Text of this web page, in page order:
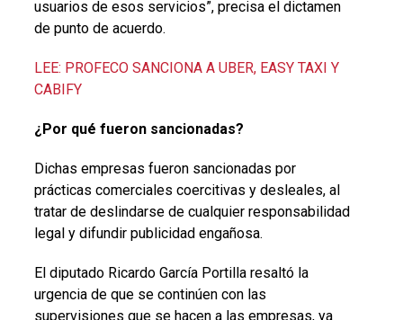
usuarios de esos servicios”, precisa el dictamen
de punto de acuerdo.
LEE: PROFECO SANCIONA A UBER, EASY TAXI Y
CABIFY
¿Por qué fueron sancionadas?
Dichas empresas fueron sancionadas por
prácticas comerciales coercitivas y desleales, al
tratar de deslindarse de cualquier responsabilidad
legal y difundir publicidad engañosa.
El diputado Ricardo García Portilla resaltó la
urgencia de que se continúen con las
supervisiones que se hacen a las empresas, ya